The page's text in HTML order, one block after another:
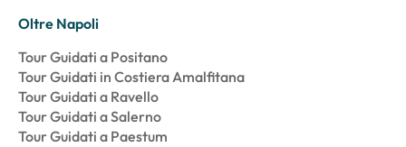
Oltre Napoli
Tour Guidati a Positano
Tour Guidati in Costiera Amalfitana
Tour Guidati a Ravello
Tour Guidati a Salerno
Tour Guidati a Paestum